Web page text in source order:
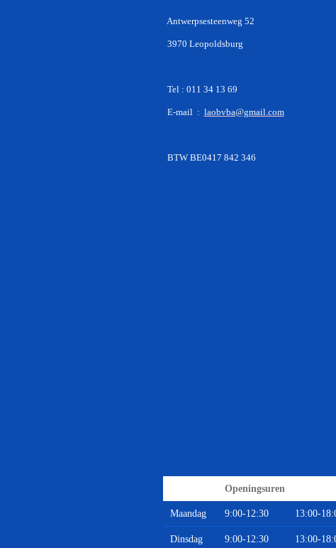
Antwerpsesteenweg 52
3970 Leopoldsburg
Tel : 011 34 13 69
E-mail : laobvba@gmail.com
BTW BE0417 842 346
Openingsuren
Maandag 9:00-12:30 13:00-
Dinsdag 9:00-12:30 13:00-